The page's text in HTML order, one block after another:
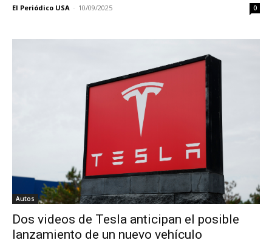
El Periódico USA - 10/09/2025 0
Autos
Dos videos de Tesla anticipan el posible
lanzamiento de un nuevo vehículo